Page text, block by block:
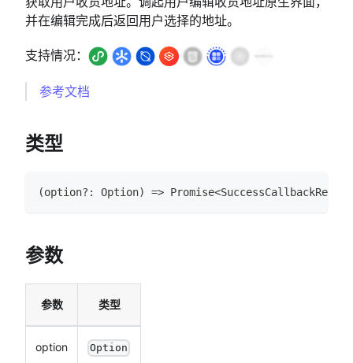
并在编辑完成后返回用户选择的地址。
支持情况：
参考文档
类型
(option? : Option) => Promise<SuccessCallbackResult
参数
参数 类型
option Option